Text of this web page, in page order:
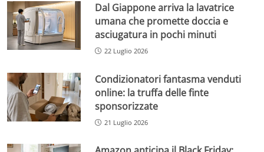
Dal Giappone arriva la lavatrice
umana che promette doccia e
asciugatura in pochi minuti
22 Luglio 2026
Condizionatori fantasma venduti
online: la truffa delle finte
sponsorizzate
21 Luglio 2026